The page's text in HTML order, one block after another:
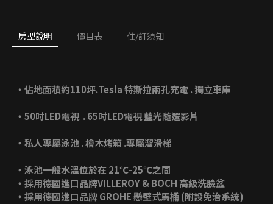
房型說明 價目表 住/訂須知
‧佔地面積約110坪.Tesla 特斯拉兩孔充電 . 獨立車庫
‧50吋LED電視 . 65吋LED電視 藍光隨選影片
‧私人專屬泳池 . 檜木烤箱 .專屬溜滑梯
‧泳池一般水溫位於在 21℃-25℃之間
‧採用德國進口品牌VILLEROY & BOCH 高級洗臉盆
‧採用德國進口品牌 GROHE 懸壁式馬桶 (附設免治系統)